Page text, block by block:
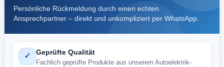
Persönliche Rückmeldung durch einen echten
Ansprechpartner – direkt und unkompliziert per WhatsApp.
✓ Geprüfte Qualität
Fachlich geprüfte Produkte aus unserem Autoelektrik-